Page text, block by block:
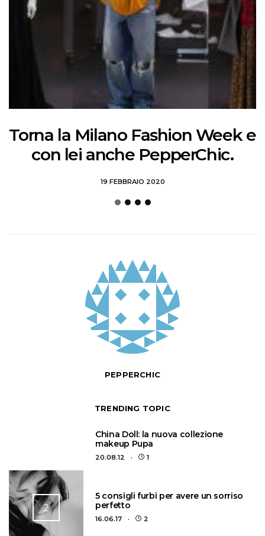
Torna la Milano Fashion Week e
con lei anche PepperChic.
19 FEBBRAIO 2020
PEPPERCHIC
TRENDING TOPIC
China Doll: la nuova collezione
makeup Pupa
20.08.12 1
2
5 consigli furbi per avere un sorriso
perfetto
16.06.17 2